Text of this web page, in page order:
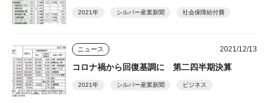
2021年 シルバー産業新聞 社会保障給付費
ニュース 2021/12/13
コロナ禍から回復基調に 第二四半期決算
2021年 シルバー産業新聞 ビジネス